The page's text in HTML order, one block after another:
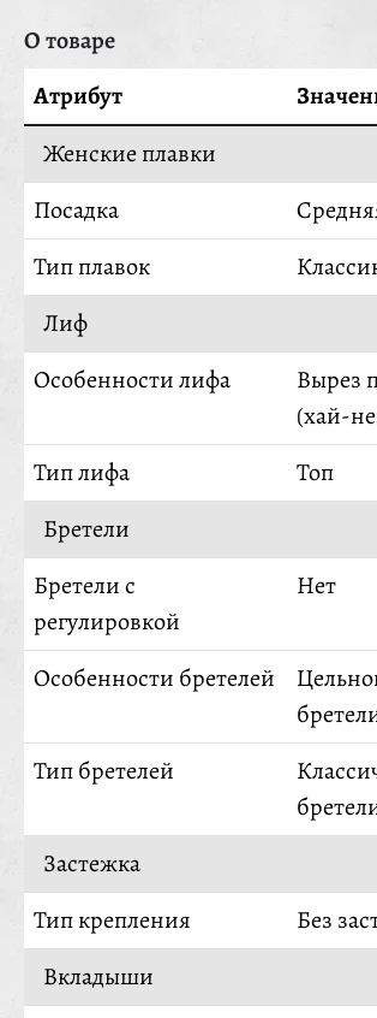
О товаре
Атрибут
Женские плавки
Посадка
Тип плавок
Лиф
Особенности лифа
Вырез
(хай-
Тип лифа
Топ
Бретели
Бретели с
регулировкой
Нет
Особенности бретелей
Тип бретелей
Застежка
Тип крепления
Без
Вкладыши